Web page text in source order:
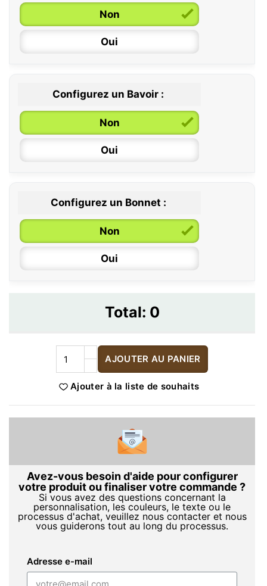
6 / 12 mois
12 / 18 mois
Non
Oui
Configurez un Bavoir :
Non
Oui
Configurez un Bonnet :
Non
Oui
Total: 0
AJOUTER AU PANIER
Ajouter à la liste de souhaits
Avez-vous besoin d'aide pour configurer
votre produit ou finaliser votre commande ?
Si vous avez des questions concernant la
personnalisation, les couleurs, le texte ou le
processus d'achat, veuillez nous contacter et nous
vous guiderons tout au long du processus.
Adresse e-mail